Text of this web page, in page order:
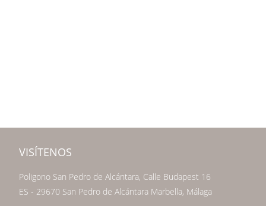
VISÍTENOS
Poligono San Pedro de Alcántara, Calle Budapest 16
ES - 29670 San Pedro de Alcántara Marbella, Málaga